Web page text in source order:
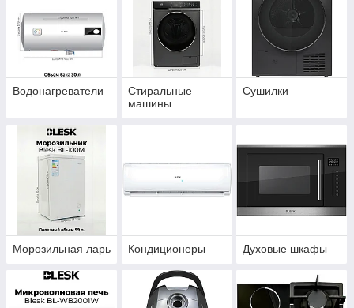
Водонагреватели
Стиральные
машины
Сушилки
Морозильная ларь Кондиционеры Духовые шкафы